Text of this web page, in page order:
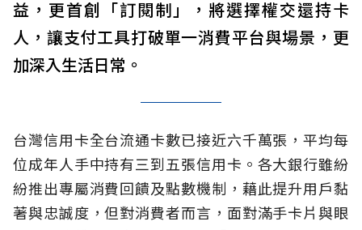
益，更首創「訂閱制」，將選擇權交還持卡
人，讓支付工具打破單一消費平台與場景，更
加深入生活日常。
台灣信用卡全台流通卡數已接近六千萬張，平均每
位成年人手中持有三到五張信用卡。各大銀行雖紛
紛推出專屬消費回饋及點數機制，藉此提升用戶黏
著與忠誠度，但對消費者而言，面對滿手卡片與眼